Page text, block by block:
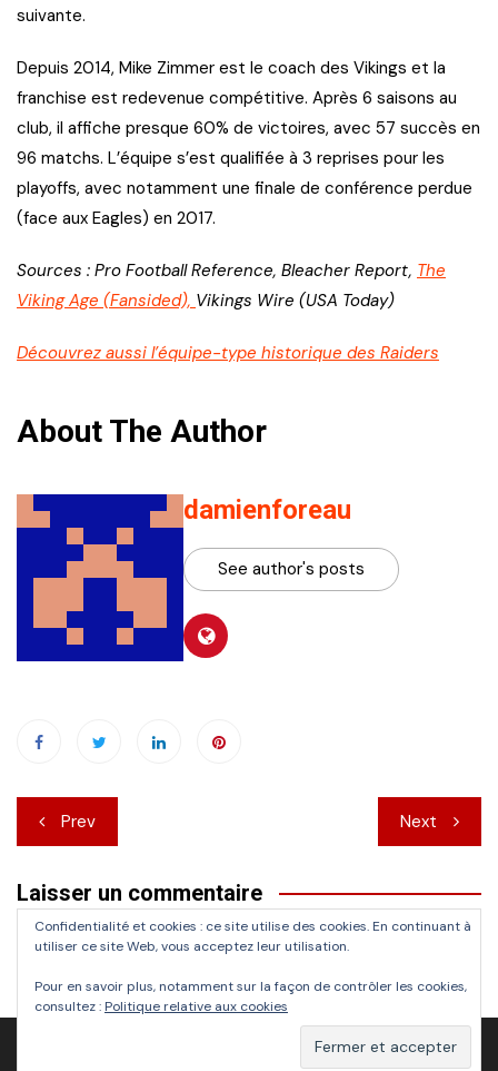
suivante.
Depuis 2014, Mike Zimmer est le coach des Vikings et la
franchise est redevenue compétitive. Après 6 saisons au
club, il affiche presque 60% de victoires, avec 57 succès en
96 matchs. L’équipe s’est qualifiée à 3 reprises pour les
playoffs, avec notamment une finale de conférence perdue
(face aux Eagles) en 2017.
Sources : Pro Football Reference, Bleacher Report, The
Viking Age (Fansided), Vikings Wire (USA Today)
Découvrez aussi l’équipe-type historique des Raiders
About The Author
damienforeau
See author's posts
Navigation
de
l’article
Prev Next
Laisser un commentaire
Vous devezvous connecterpour publier un commentaire.
Confidentialité et cookies : ce site utilise des cookies. En continuant à
utiliser ce site Web, vous acceptez leur utilisation.
Pour en savoir plus, notamment sur la façon de contrôler les cookies,
consultez : Politique relative aux cookies